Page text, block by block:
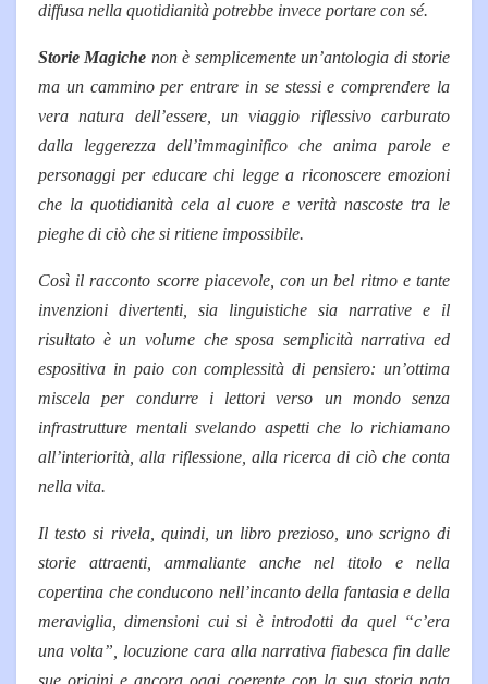
diffusa nella quotidianità potrebbe invece portare con sé.
Storie Magiche non è semplicemente un’antologia di storie
ma un cammino per entrare in se stessi e comprendere la
vera natura dell’essere, un viaggio riflessivo carburato
dalla leggerezza dell’immaginifico che anima parole e
personaggi per educare chi legge a riconoscere emozioni
che la quotidianità cela al cuore e verità nascoste tra le
pieghe di ciò che si ritiene impossibile.
Così il racconto scorre piacevole, con un bel ritmo e tante
invenzioni divertenti, sia linguistiche sia narrative e il
risultato è un volume che sposa semplicità narrativa ed
espositiva in paio con complessità di pensiero: un’ottima
miscela per condurre i lettori verso un mondo senza
infrastrutture mentali svelando aspetti che lo richiamano
all’interiorità, alla riflessione, alla ricerca di ciò che conta
nella vita.
Il testo si rivela, quindi, un libro prezioso, uno scrigno di
storie attraenti, ammaliante anche nel titolo e nella
copertina che conducono nell’incanto della fantasia e della
meraviglia, dimensioni cui si è introdotti da quel “c’era
una volta”, locuzione cara alla narrativa fiabesca fin dalle